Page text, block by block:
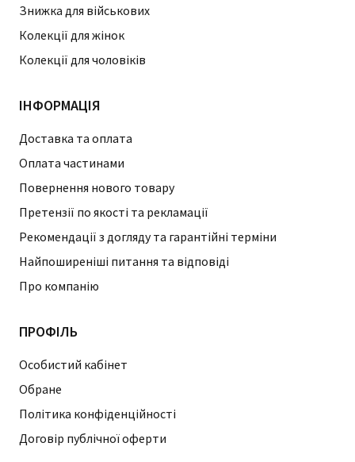
Знижка для військових
Колекції для жінок
Колекції для чоловіків
ІНФОРМАЦІЯ
Доставка та оплата
Оплата частинами
Повернення нового товару
Претензії по якості та рекламації
Рекомендації з догляду та гарантійні терміни
Найпоширеніші питання та відповіді
Про компанію
ПРОФІЛЬ
Особистий кабінет
Обране
Політика конфіденційності
Договір публічної оферти